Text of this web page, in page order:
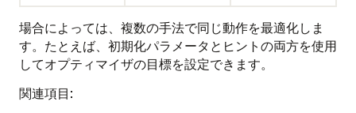
場合によっては、複数の手法で同じ動作を最適化しま
す。たとえば、初期化パラメータとヒントの両方を使用
してオプティマイザの目標を設定できます。
関連項目: